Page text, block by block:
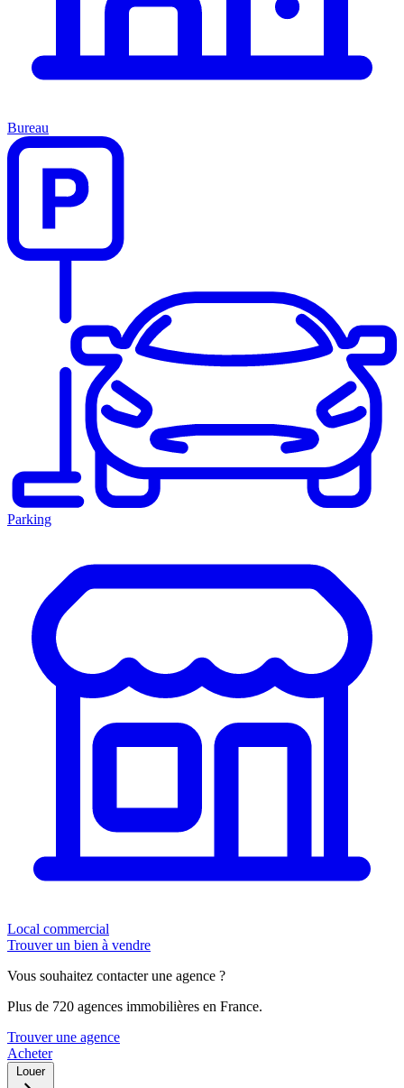
Bureau
Parking
Local commercial
Trouver un bien à vendre
Vous souhaitez contacter une agence ?
Plus de 720 agences immobilières en France.
Trouver une agence
Acheter
Louer